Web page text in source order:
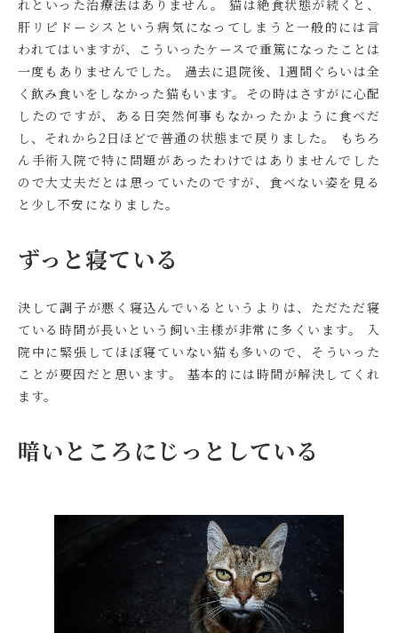
れといった治療法はありません。 猫は絶食状態が続くと、
肝リピドーシスという病気になってしまうと一般的には言
われてはいますが、こういったケースで重篤になったことは
一度もありませんでした。 過去に退院後、1週間ぐらいは全
く飲み食いをしなかった猫もいます。その時はさすがに心配
したのですが、ある日突然何事もなかったかように食べだ
し、それから2日ほどで普通の状態まで戻りました。 もちろ
ん手術入院で特に問題があったわけではありませんでした
ので大丈夫だとは思っていたのですが、食べない姿を見る
と少し不安になりました。
ずっと寝ている
決して調子が悪く寝込んでいるというよりは、ただただ寝
ている時間が長いという飼い主様が非常に多くいます。 入
院中に緊張してほぼ寝ていない猫も多いので、そういった
ことが要因だと思います。 基本的には時間が解決してくれ
ます。
暗いところにじっとしている